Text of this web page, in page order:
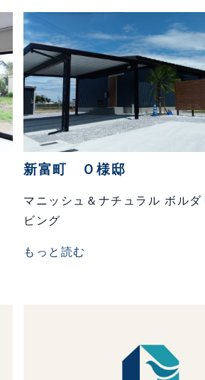
新富町 Ｏ様邸
マニッシュ＆ナチュラル ボルダ
ビング
もっと読む